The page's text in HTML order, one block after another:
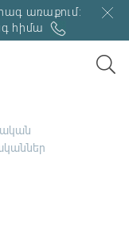
առաքում:
հիմա